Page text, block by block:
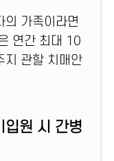
의 가족이라면
연간 최대 10
지 관할 치매안
입원 시 간병